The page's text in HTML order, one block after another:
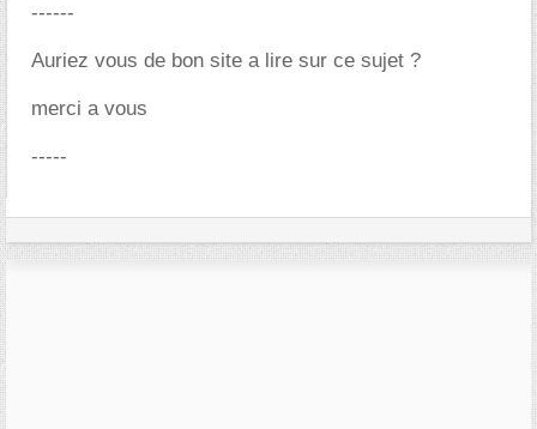
------
Auriez vous de bon site a lire sur ce sujet ?
merci a vous
-----